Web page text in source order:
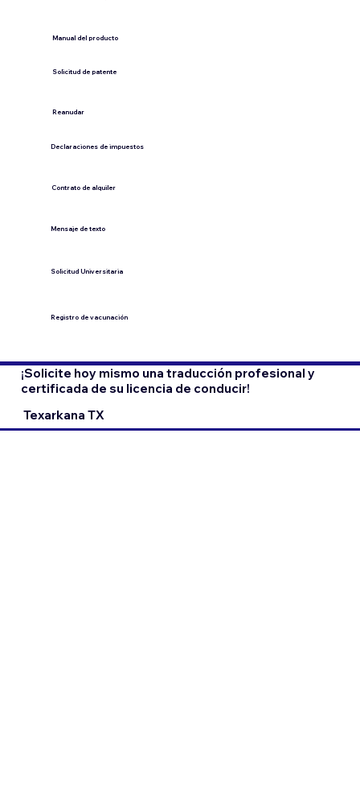
​Manual del producto
​Solicitud de patente
Contrato de alquiler
​Reanudar
Declaraciones de impuestos
​Mensaje de texto
​Solicitud Universitaria
Registro de vacunación
¡Solicite hoy mismo una traducción profesional y
certificada de su licencia de conducir!
Texarkana TX